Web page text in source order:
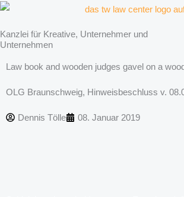
Zum
springen
Kanzlei für Kreative, Unternehmer und
Unternehmen
Law book and wooden judges gavel on a
OLG Braunschweig, Hinweisbeschluss v.
Dennis Tölle 08. Januar 2019